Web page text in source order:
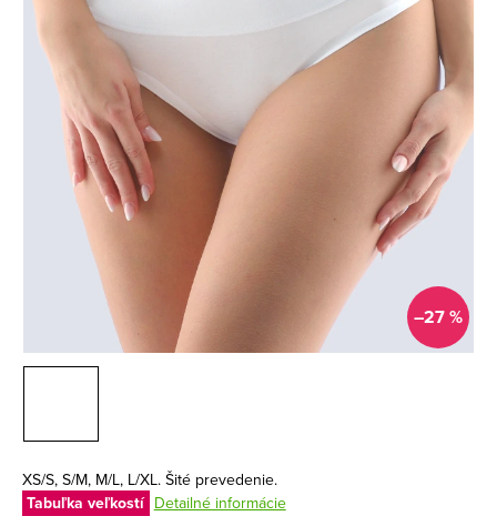
–27 %
XS/S, S/M, M/L, L/XL. Šité prevedenie.
Tabuľka veľkostí Detailné informácie